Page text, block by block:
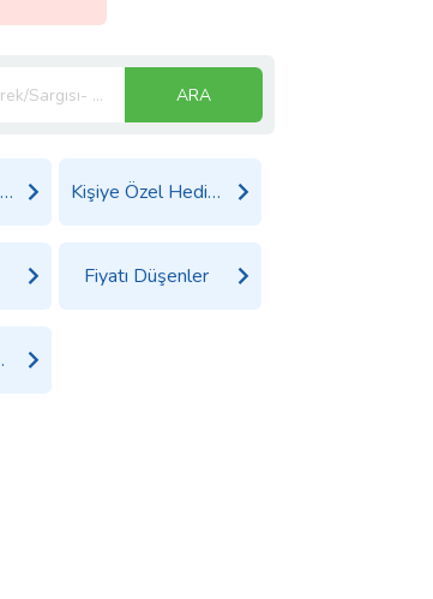
ARA
Çok Satan Hediyeler Kişiye Özel Hediyeler
Fiyatı Düşenler